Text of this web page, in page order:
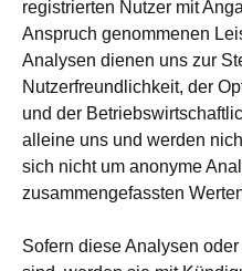
registrierten Nutzer mit
Anspruch genommenen
Analysen dienen uns zur
Nutzerfreundlichkeit, der
und der
alleine uns und werden
sich nicht um anonyme
zusammengefassten
Sofern diese Analysen